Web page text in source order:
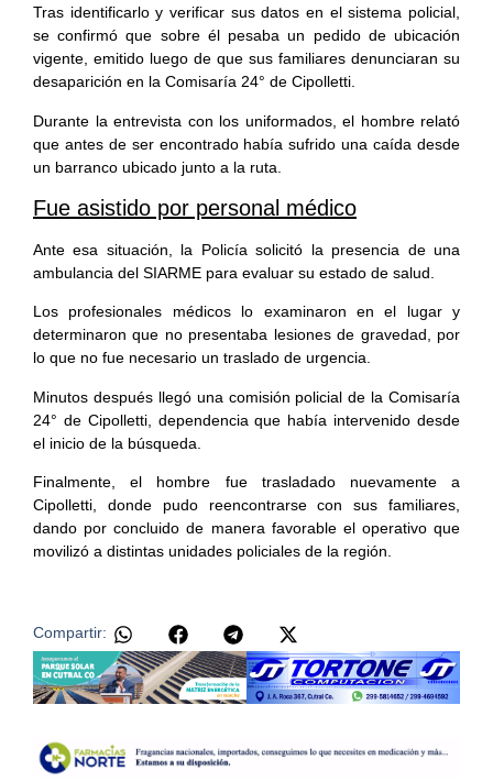
Tras identificarlo y verificar sus datos en el sistema policial,
se confirmó que sobre él pesaba un pedido de ubicación
vigente, emitido luego de que sus familiares denunciaran su
desaparición en la Comisaría 24° de Cipolletti.
Durante la entrevista con los uniformados, el hombre relató
que antes de ser encontrado había sufrido una caída desde
un barranco ubicado junto a la ruta.
Fue asistido por personal médico
Ante esa situación, la Policía solicitó la presencia de una
ambulancia del SIARME para evaluar su estado de salud.
Los profesionales médicos lo examinaron en el lugar y
determinaron que no presentaba lesiones de gravedad, por
lo que no fue necesario un traslado de urgencia.
Minutos después llegó una comisión policial de la Comisaría
24° de Cipolletti, dependencia que había intervenido desde
el inicio de la búsqueda.
Finalmente, el hombre fue trasladado nuevamente a
Cipolletti, donde pudo reencontrarse con sus familiares,
dando por concluido de manera favorable el operativo que
movilizó a distintas unidades policiales de la región.
Compartir: